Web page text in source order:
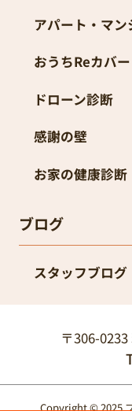
アパート・マ
おうちReカバー
ドローン診断
感謝の壁
お家の健康診断
ブログ
スタッフブログ
〒306-
Copyright © 2025